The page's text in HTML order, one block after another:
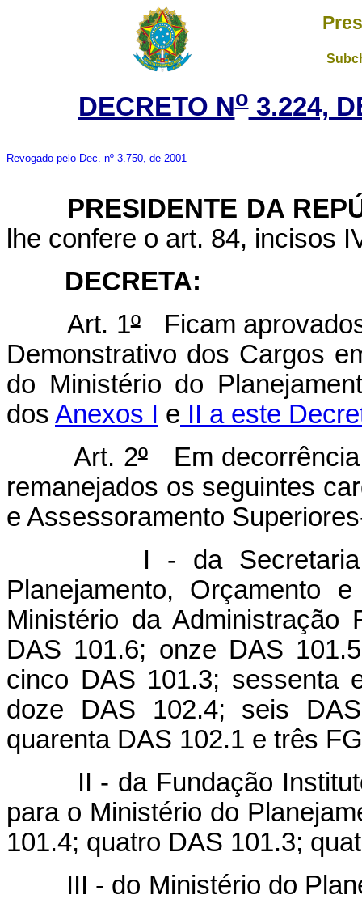
DECRETO No3.224,
Revogado pelo Dec. nº 3.750, de 2001
PRESIDENTE DA
lhe confere o art. 84, incisos
DECRETA:
Art. 1ºFicam aprovados
Demonstrativo dos Cargos
do Ministério do
dos Anexos I e II a este
Art. 2ºEm decorrência
remanejados os seguintes
e Assessoramento
I - da Secretaria de
Planejamento, Orçamento
Ministério da
DAS 101.6; onze DAS
cinco DAS 101.3; sessenta
doze DAS 102.4; seis
quarenta DAS 102.1 e três
II - da Fundação Instituto
para o Ministério do
101.4; quatro DAS 101.3;
III - do Ministério do